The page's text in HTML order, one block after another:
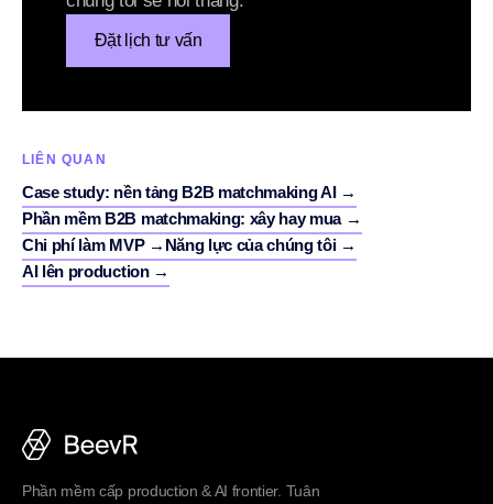
Đặt lịch tư vấn
LIÊN QUAN
Case study: nền tảng B2B matchmaking AI→
Phần mềm B2B matchmaking: xây hay mua→
Chi phí làm MVP→ Năng lực của chúng tôi→
AI lên production→
Phần mềm cấp production & AI frontier. Tuân